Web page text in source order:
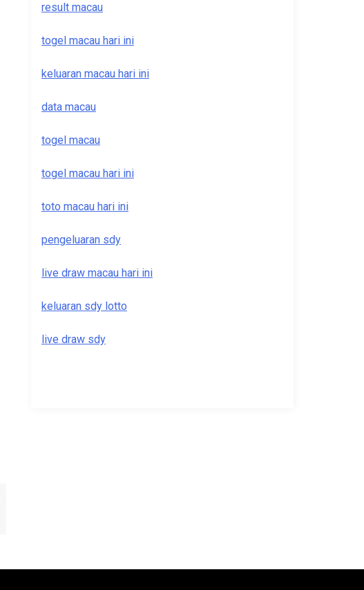
result macau
togel macau hari ini
keluaran macau hari ini
data macau
togel macau
togel macau hari ini
toto macau hari ini
pengeluaran sdy
live draw macau hari ini
keluaran sdy lotto
live draw sdy